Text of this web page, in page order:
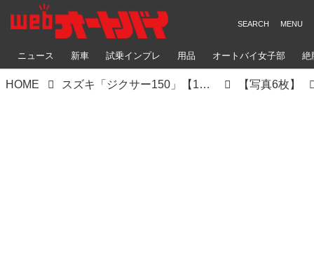
ニュース 新車 試乗インプレ 用品 オートバイ女子部 絶
HOME スズキ「ジクサー150」【1分で読める 150ccバイク紹介 2024年現行モデル】 【写真6枚】